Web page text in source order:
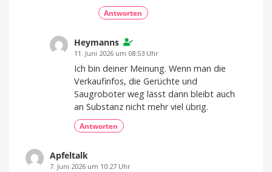
Antworten
Heymanns
11. Juni 2026 um 08:53 Uhr
Ich bin deiner Meinung. Wenn man die
Verkaufinfos, die Gerüchte und
Saugroboter weg lässt dann bleibt auch
an Substanz nicht mehr viel übrig.
Antworten
Apfeltalk
7. Juni 2026 um 10:27 Uhr